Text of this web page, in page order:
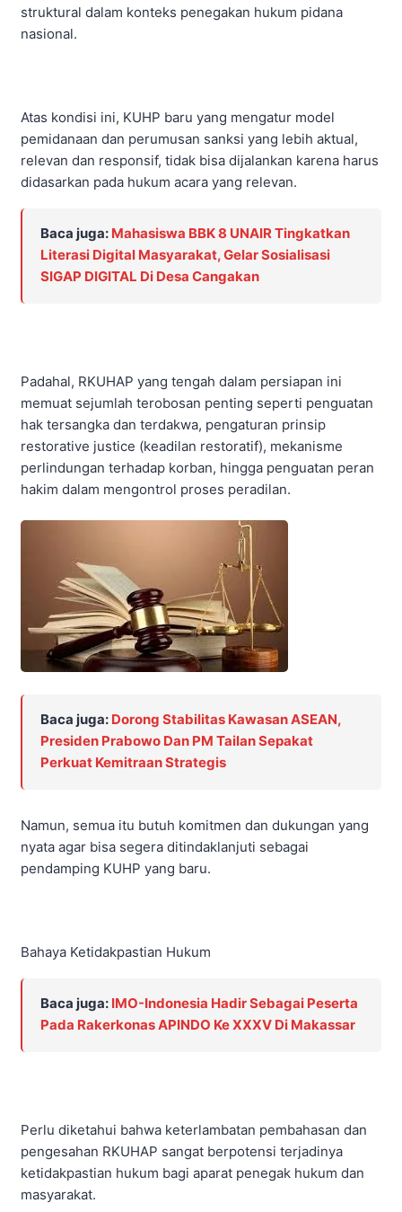
struktural dalam konteks penegakan hukum pidana
nasional.
Atas kondisi ini, KUHP baru yang mengatur model
pemidanaan dan perumusan sanksi yang lebih aktual,
relevan dan responsif, tidak bisa dijalankan karena harus
didasarkan pada hukum acara yang relevan.
Baca juga: Mahasiswa BBK 8 UNAIR Tingkatkan
Literasi Digital Masyarakat, Gelar Sosialisasi
SIGAP DIGITAL Di Desa Cangakan
Padahal, RKUHAP yang tengah dalam persiapan ini
memuat sejumlah terobosan penting seperti penguatan
hak tersangka dan terdakwa, pengaturan prinsip
restorative justice (keadilan restoratif), mekanisme
perlindungan terhadap korban, hingga penguatan peran
hakim dalam mengontrol proses peradilan.
Baca juga: Dorong Stabilitas Kawasan ASEAN,
Presiden Prabowo Dan PM Tailan Sepakat
Perkuat Kemitraan Strategis
Namun, semua itu butuh komitmen dan dukungan yang
nyata agar bisa segera ditindaklanjuti sebagai
pendamping KUHP yang baru.
Bahaya Ketidakpastian Hukum
Baca juga: IMO-Indonesia Hadir Sebagai Peserta
Pada Rakerkonas APINDO Ke XXXV Di Makassar
Perlu diketahui bahwa keterlambatan pembahasan dan
pengesahan RKUHAP sangat berpotensi terjadinya
ketidakpastian hukum bagi aparat penegak hukum dan
masyarakat.